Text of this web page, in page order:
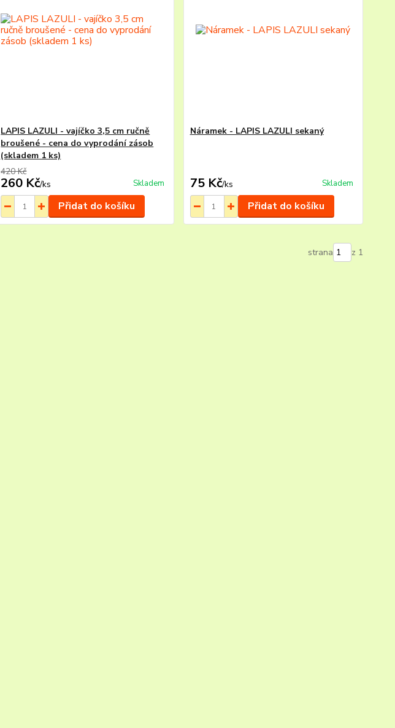
LAPIS LAZULI - vajíčko 3,5 cm ručně
broušené - cena do vyprodání zásob
(skladem 1 ks)
420 Kč
260 Kč/ks Skladem
Přidat do košíku
Náramek - LAPIS LAZULI sekaný
75 Kč/ks Skladem
Přidat do košíku
strana z 1